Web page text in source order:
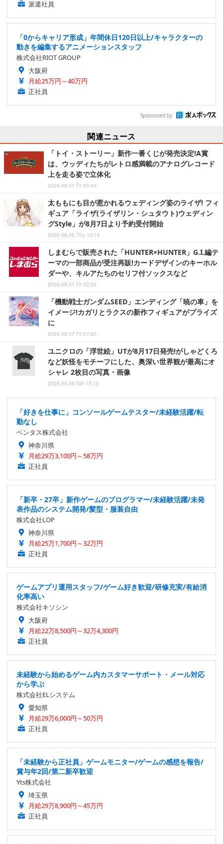
派遣社員
「0からキャリア形成」年間休日120日以上/キャラクターの
動きを編集するアニメーションスタッフ
株式会社RIOT GROUP
大阪府
月給25万円～40万円
正社員
Sponsored by
関連ニュース
「トイ・ストーリー」新作一番くじが発売決定!A賞
は、ウッディたちがレトロ感満載のアナログレコード
上を走る姿で立体化
2026.08.07 Fri 03:40
太ももにも目が惹かれるウェディング姿のライザ! フィ
ギュア「ライザ(ライザリン・シュタウト)ウェディン
グStyle」が8月7日より予約受付開始
2026.08.06 Thu 10:15
しまむらで販売された「HUNTER×HUNTER」G.I.編テ
ーマの一部商品が受注再販!カードデザインのキーホル
ダーや、キルアたちのセリフ付ソックスなど
2026.08.07 Fri 02:00
「機動戦士ガンダムSEED」エンディング「暁の車」を
イメージ!カガリとラクスの新作フィギュアがプライズ
に
2026.08.07 Fri 07:20
ユニクロの「浮世絵」UTが8月17日発売!がしゃどくろ
など妖怪をモチーフにした、奥深い世界観が最高にオ
シャレ 2枚目の写真・画像
2026.08.08 Sat 15:10
「好きを仕事に」コンソールゲームテスター/未経験活躍/転
勤なし
ベンタス株式会社
神奈川県
月給29万3,100円～58万円
正社員
「新卒・27卒」新作ゲームのプログラマー/未経験活躍/未発
表作品のシステム開発/髪型・服装自由
株式会社LOP
神奈川県
月給25万1,700円～32万円
正社員
ゲームアプリ運用スタッフ/ゲーム好き歓迎/研修充実/有給消
化率高い
株式会社キソシン
大阪府
月給22万8,500円～32万4,300円
正社員
未経験から始めるゲーム内カスタマーサポート・メール対応
から学ぶ
株式会社ELシステム
愛知県
月給29万6,000円～50万円
正社員
「未経験から正社員」ゲームモニター/ゲームの感想を報告/
賞与年2回/第二新卒歓迎
Yts株式会社
埼玉県
月給29万8,900円～45万円
正社員